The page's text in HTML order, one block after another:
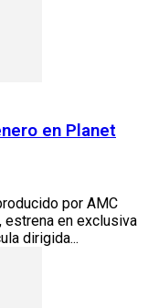
en Planet
por AMC
estrena en exclusiva
dirigida...